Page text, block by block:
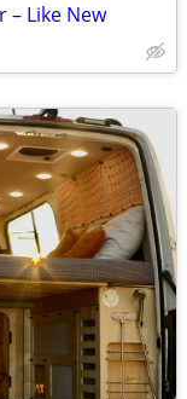
– Like New